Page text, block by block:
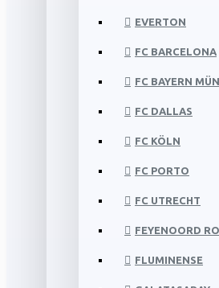
EVERTON
FC BARCELONA
FC BAYERN
FC DALLAS
FC KÖLN
FC PORTO
FC UTRECHT
FEYENOORD
FLUMINENSE